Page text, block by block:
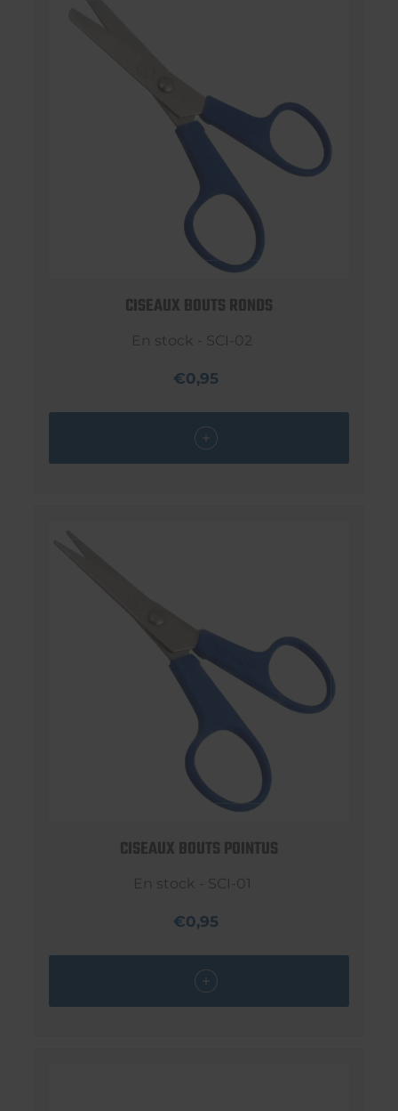
CISEAUX BOUTS RONDS
En stock - SCI-02
€0,95
CISEAUX BOUTS POINTUS
En stock - SCI-01
€0,95